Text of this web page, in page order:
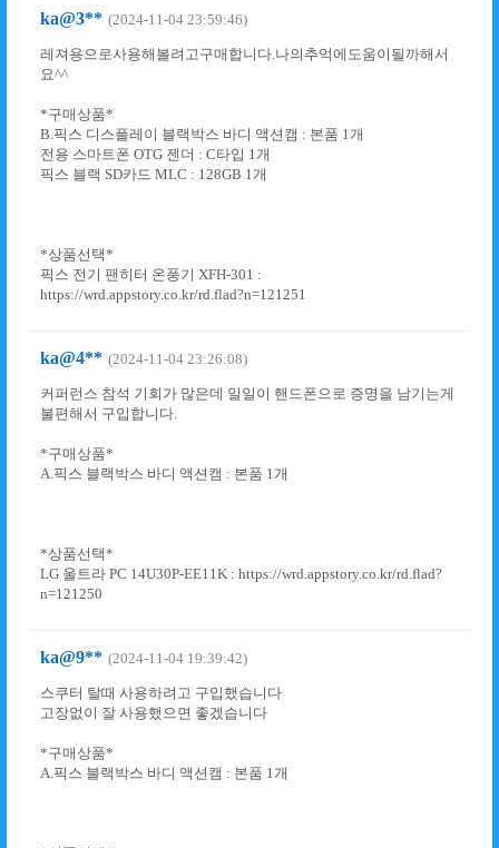
ka@3** (2024-11-04 23:59:46)
레져용으로사용해볼려고구매합니다.나의추억에도움이될까해서
요^^
*구매상품*
B.픽스 디스플레이 블랙박스 바디 액션캠 : 본품 1개
전용 스마트폰 OTG 젠더 : C타입 1개
픽스 블랙 SD카드 MLC : 128GB 1개
*상품선택*
픽스 전기 팬히터 온풍기 XFH-301 :
https://wrd.appstory.co.kr/rd.flad?n=121251
ka@4** (2024-11-04 23:26:08)
커퍼런스 참석 기회가 많은데 일일이 핸드폰으로 증명을 남기는게
불편해서 구입합니다.
*구매상품*
A.픽스 블랙박스 바디 액션캠 : 본품 1개
*상품선택*
LG 울트라 PC 14U30P-EE11K : https://wrd.appstory.co.kr/rd.flad?
n=121250
ka@9** (2024-11-04 19:39:42)
스쿠터 탈때 사용하려고 구입했습니다
고장없이 잘 사용했으면 좋겠습니다
*구매상품*
A.픽스 블랙박스 바디 액션캠 : 본품 1개